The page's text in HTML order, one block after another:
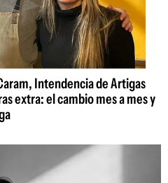
Intendencia de Artigas
extra: el cambio mes a mes y